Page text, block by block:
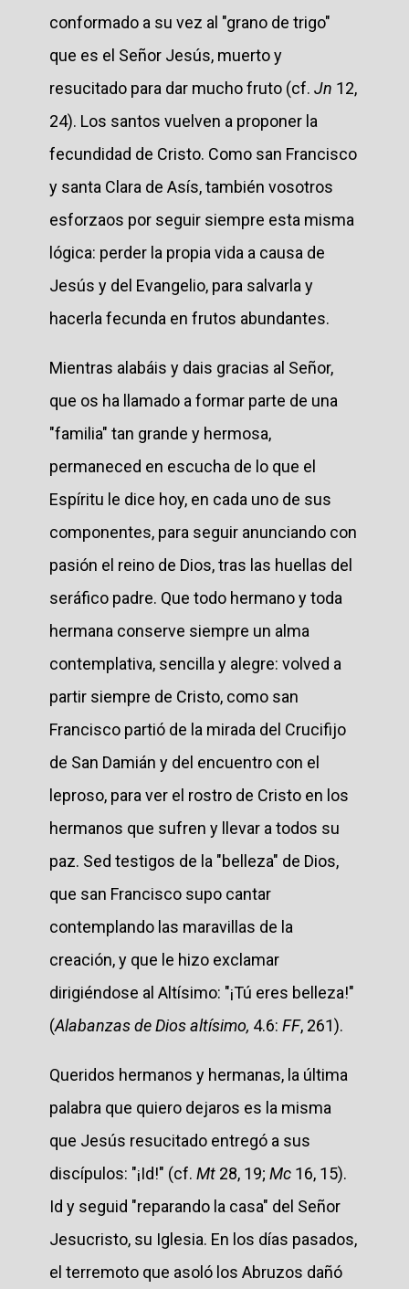
conformado a su vez al "grano de trigo"
que es el Señor Jesús, muerto y
resucitado para dar mucho fruto (cf. Jn 12,
24). Los santos vuelven a proponer la
fecundidad de Cristo. Como san Francisco
y santa Clara de Asís, también vosotros
esforzaos por seguir siempre esta misma
lógica: perder la propia vida a causa de
Jesús y del Evangelio, para salvarla y
hacerla fecunda en frutos abundantes.
Mientras alabáis y dais gracias al Señor,
que os ha llamado a formar parte de una
"familia" tan grande y hermosa,
permaneced en escucha de lo que el
Espíritu le dice hoy, en cada uno de sus
componentes, para seguir anunciando con
pasión el reino de Dios, tras las huellas del
seráfico padre. Que todo hermano y toda
hermana conserve siempre un alma
contemplativa, sencilla y alegre: volved a
partir siempre de Cristo, como san
Francisco partió de la mirada del Crucifijo
de San Damián y del encuentro con el
leproso, para ver el rostro de Cristo en los
hermanos que sufren y llevar a todos su
paz. Sed testigos de la "belleza" de Dios,
que san Francisco supo cantar
contemplando las maravillas de la
creación, y que le hizo exclamar
dirigiéndose al Altísimo: "¡Tú eres belleza!"
(Alabanzas de Dios altísimo, 4.6: FF, 261).
Queridos hermanos y hermanas, la última
palabra que quiero dejaros es la misma
que Jesús resucitado entregó a sus
discípulos: "¡Id!" (cf. Mt 28, 19; Mc 16, 15).
Id y seguid "reparando la casa" del Señor
Jesucristo, su Iglesia. En los días pasados,
el terremoto que asoló los Abruzos dañó